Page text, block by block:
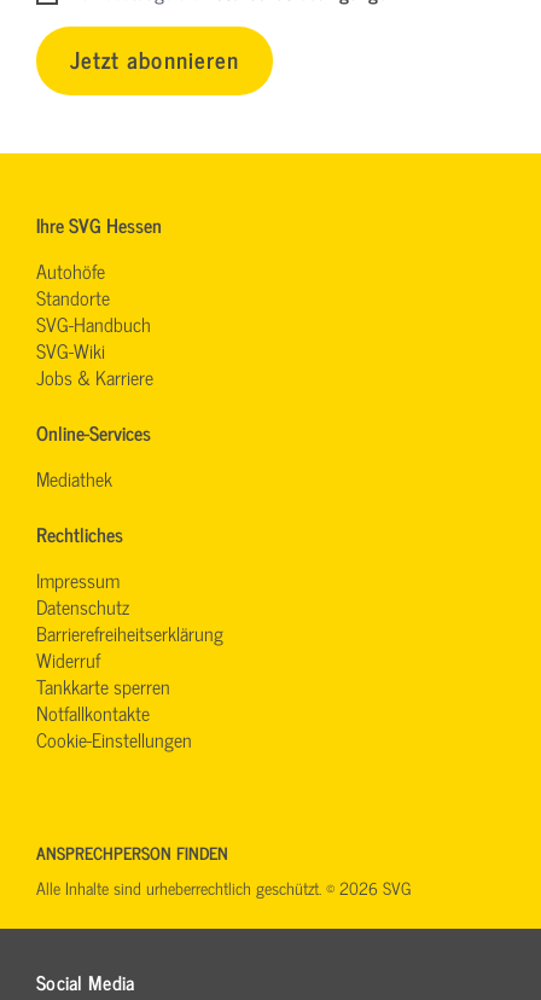
Jetzt abonnieren
Ihre SVG Hessen
Autohöfe
Standorte
SVG-Handbuch
SVG-Wiki
Jobs & Karriere
Online-Services
Mediathek
Rechtliches
Impressum
Datenschutz
Barrierefreiheitserklärung
Widerruf
Tankkarte sperren
Notfallkontakte
Cookie-Einstellungen
Social Media
ANSPRECHPERSON FINDEN
Alle Inhalte sind urheberrechtlich geschützt. © 2026 SVG